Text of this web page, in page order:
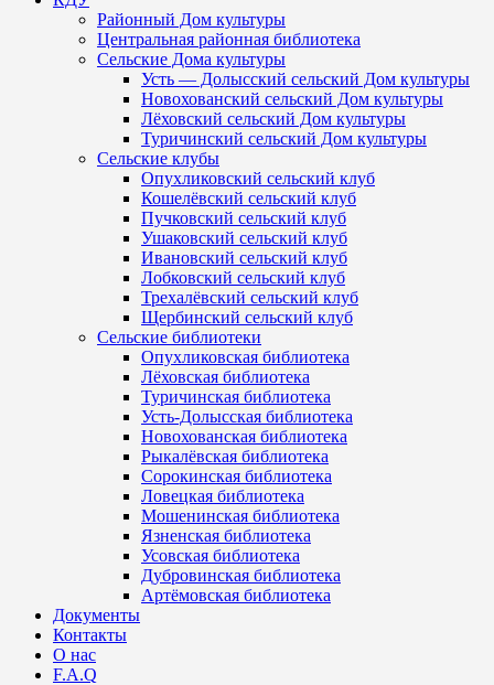
Районный Дом культуры
Центральная районная библиотека
Сельские Дома культуры
Усть — Долысский сельский Дом культуры
Новохованский сельский Дом культуры
Лёховский сельский Дом культуры
Туричинский сельский Дом культуры
Сельские клубы
Опухликовский сельский клуб
Кошелёвский сельский клуб
Пучковский сельский клуб
Ушаковский сельский клуб
Ивановский сельский клуб
Лобковский сельский клуб
Трехалёвский сельский клуб
Щербинский сельский клуб
Сельские библиотеки
Опухликовская библиотека
Лёховская библиотека
Туричинская библиотека
Усть-Долысская библиотека
Новохованская библиотека
Рыкалёвская библиотека
Сорокинская библиотека
Ловецкая библиотека
Мошенинская библиотека
Язненская библиотека
Усовская библиотека
Дубровинская библиотека
Артёмовская библиотека
Документы
Контакты
О нас
F.A.Q